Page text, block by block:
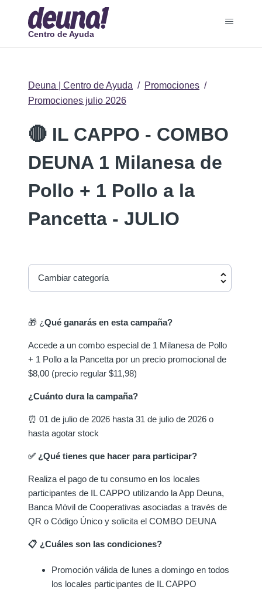
Centro de Ayuda
Deuna | Centro de Ayuda
Promociones
Promociones julio 2026
🔴 IL CAPPO - COMBO
DEUNA 1 Milanesa de
Pollo + 1 Pollo a la
Pancetta - JULIO
Cambiar categoría
🎁 ¿Qué ganarás en esta campaña?
Accede a un combo especial de 1 Milanesa de Pollo
+ 1 Pollo a la Pancetta por un precio promocional de
$8,00 (precio regular $11,98)
¿Cuánto dura la campaña?
⏰ 01 de julio de 2026 hasta 31 de julio de 2026 o
hasta agotar stock
✅ ¿Qué tienes que hacer para participar?
Realiza el pago de tu consumo en los locales
participantes de IL CAPPO utilizando la App Deuna,
Banca Móvil de Cooperativas asociadas a través de
QR o Código Único y solicita el COMBO DEUNA
📋 ¿Cuáles son las condiciones?
Promoción válida de lunes a domingo en todos
los locales participantes de IL CAPPO